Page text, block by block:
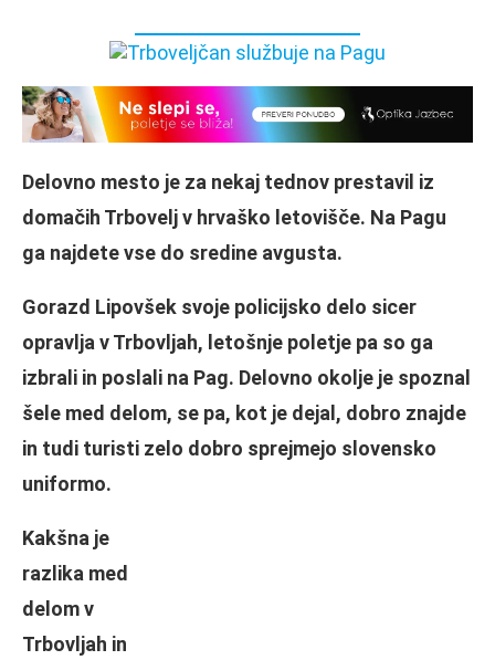
Delovno mesto je za nekaj tednov prestavil iz
domačih Trbovelj v hrvaško letovišče. Na Pagu
ga najdete vse do sredine avgusta.
Gorazd Lipovšek svoje policijsko delo sicer
opravlja v Trbovljah, letošnje poletje pa so ga
izbrali in poslali na Pag. Delovno okolje je spoznal
šele med delom, se pa, kot je dejal, dobro znajde
in tudi turisti zelo dobro sprejmejo slovensko
uniformo.
Kakšna je
razlika med
delom v
Trbovljah in